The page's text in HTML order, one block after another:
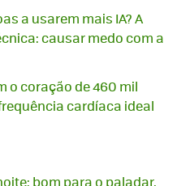
a usarem mais IA? A
causar medo com a
o coração de 460 mil
cardíaca ideal
bom para o paladar,